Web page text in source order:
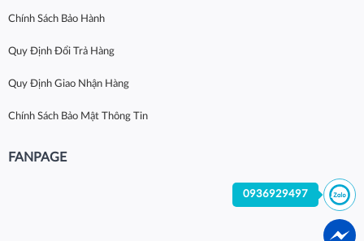
Chính Sách Bảo Hành
Quy Định Đổi Trả Hàng
Quy Định Giao Nhận Hàng
Chính Sách Bảo Mật Thông Tin
FANPAGE
0936929497